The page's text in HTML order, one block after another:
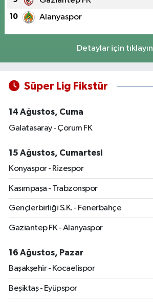
10 Alanyaspor
Detaylar için tıklayın
Süper Lig Fikstür
14 Ağustos, Cuma
Galatasaray - Çorum FK
15 Ağustos, Cumartesi
Konyaspor - Rizespor
Kasımpaşa - Trabzonspor
Gençlerbirliği S.K. - Fenerbahçe
Gaziantep FK - Alanyaspor
16 Ağustos, Pazar
Başakşehir - Kocaelispor
Beşiktaş - Eyüpspor